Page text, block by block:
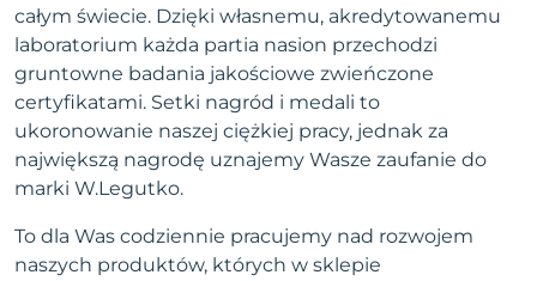
całym świecie. Dzięki własnemu, akredytowanemu
laboratorium każda partia nasion przechodzi
gruntowne badania jakościowe zwieńczone
certyfikatami. Setki nagród i medali to
ukoronowanie naszej ciężkiej pracy, jednak za
największą nagrodę uznajemy Wasze zaufanie do
marki W.Legutko.
To dla Was codziennie pracujemy nad rozwojem
naszych produktów, których w sklepie